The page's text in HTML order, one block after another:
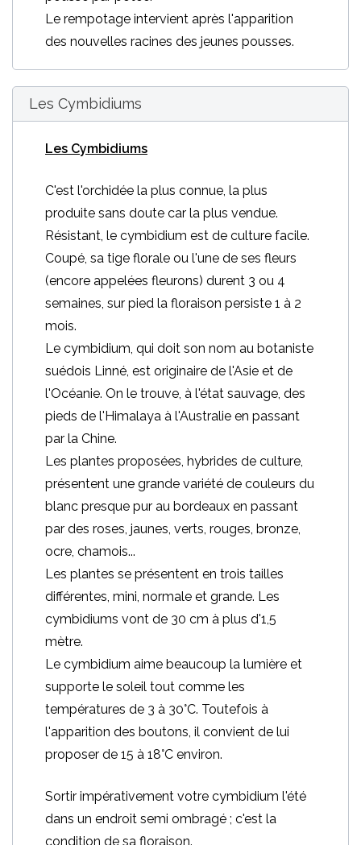
Le rempotage intervient après l'apparition
des nouvelles racines des jeunes pousses.
Les Cymbidiums
Les Cymbidiums
C'est l'orchidée la plus connue, la plus
produite sans doute car la plus vendue.
Résistant, le cymbidium est de culture facile.
Coupé, sa tige florale ou l'une de ses fleurs
(encore appelées fleurons) durent 3 ou 4
semaines, sur pied la floraison persiste 1 à 2
mois.
Le cymbidium, qui doit son nom au botaniste
suédois Linné, est originaire de l'Asie et de
l'Océanie. On le trouve, à l'état sauvage, des
pieds de l'Himalaya à l'Australie en passant
par la Chine.
Les plantes proposées, hybrides de culture,
présentent une grande variété de couleurs du
blanc presque pur au bordeaux en passant
par des roses, jaunes, verts, rouges, bronze,
ocre, chamois...
Les plantes se présentent en trois tailles
différentes, mini, normale et grande. Les
cymbidiums vont de 30 cm à plus d'1,5
mètre.
Le cymbidium aime beaucoup la lumière et
supporte le soleil tout comme les
températures de 3 à 30°C. Toutefois à
l'apparition des boutons, il convient de lui
proposer de 15 à 18°C environ.
Sortir impérativement votre cymbidium l'été
dans un endroit semi ombragé ; c'est la
condition de sa floraison.